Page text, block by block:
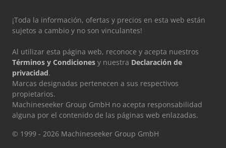
¡Toda la información, ofertas y precios en esta web están
sujetos a cambio y no son vinculantes!
Al utilizar esta página web, reconoce y acepta nuestros
Términos y Condiciones y nuestra Declaración de
privacidad.
Marcas designadas pertenecen a sus respectivos
propietarios.
Machineseeker Group GmbH no acepta responsabilidad
alguna por el contenido de las páginas web enlazadas.
© 1999 - 2026 Machineseeker Group GmbH